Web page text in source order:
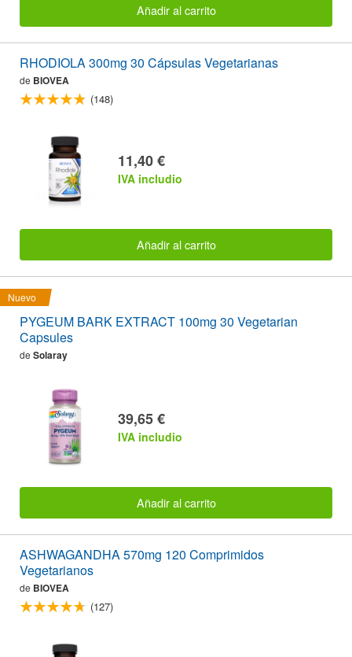
Añadir al carrito
RHODIOLA 300mg 30 Cápsulas Vegetarianas
de BIOVEA
(148)
11,40 €
IVA includio
Añadir al carrito
Nuevo
PYGEUM BARK EXTRACT 100mg 30 Vegetarian
Capsules
de Solaray
39,65 €
IVA includio
Añadir al carrito
ASHWAGANDHA 570mg 120 Comprimidos
Vegetarianos
de BIOVEA
(127)